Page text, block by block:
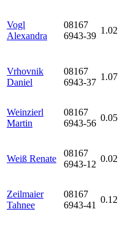
Vogl
Alexandra
08167
6943-39
1.02
Vrhovnik
Daniel
08167
6943-37
1.07
Weinzierl
Martin
08167
6943-56
0.05
Weiß Renate
08167
6943-12
0.02
Zeilmaier
Tahnee
08167
6943-41
0.12